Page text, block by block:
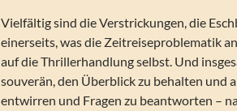
Vielfältig sind die Verstrickungen, die
einerseits, was die Zeitreiseproblematik
auf die Thrillerhandlung selbst. Und
souverän, den Überblick zu behalten und
entwirren und Fragen zu beantworten –